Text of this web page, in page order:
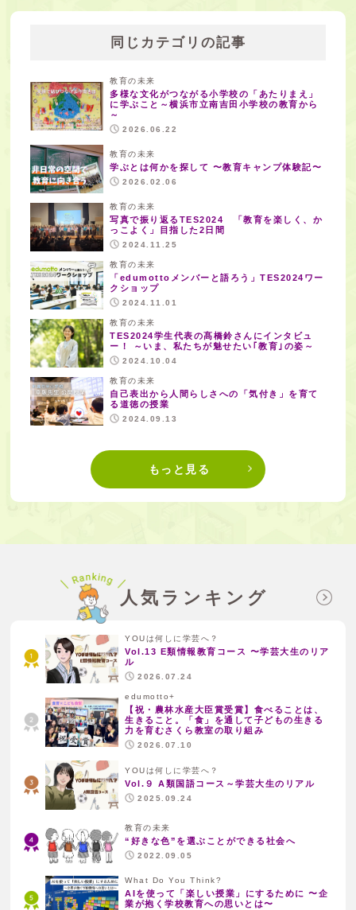
同じカテゴリの記事
教育の未来
多様な文化がつながる小学校の「あたりまえ」
に学ぶこと～横浜市立南吉田小学校の教育から
～
2026.06.22
教育の未来
学ぶとは何かを探して 〜教育キャンプ体験記〜
2026.02.06
教育の未来
写真で振り返るTES2024 「教育を楽しく、か
っこよく」目指した2日間
2024.11.25
教育の未来
「edumottoメンバーと語ろう」TES2024ワー
クショップ
2024.11.01
教育の未来
TES2024学生代表の髙橋鈴さんにインタビュ
ー！ ～いま、私たちが魅せたい｢教育｣の姿～
2024.10.04
教育の未来
自己表出から人間らしさへの「気付き」を育て
る道徳の授業
2024.09.13
もっと見る
人気ランキング
YOUは何しに学芸へ？
Vol.13 E類情報教育コース 〜学芸大生のリア
ル
2026.07.24
edumotto+
【祝・農林水産大臣賞受賞】食べることは、
生きること。「食」を通して子どもの生きる
力を育むさくら教室の取り組み
2026.07.10
YOUは何しに学芸へ？
Vol.９ A類国語コース～学芸大生のリアル
2025.09.24
教育の未来
“好きな色”を選ぶことができる社会へ
2022.09.05
What Do You Think?
AIを使って「楽しい授業」にするために 〜企
業が抱く学校教育への思いとは〜